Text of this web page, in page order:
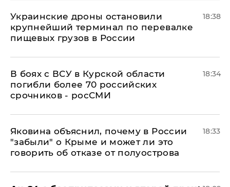
Украинские дроны остановили
крупнейший терминал по перевалке
пищевых грузов в России
18:38
В боях с ВСУ в Курской области
погибли более 70 российских
срочников - росСМИ
18:34
Яковина объяснил, почему в России
"забыли" о Крыме и может ли это
говорить об отказе от полуострова
18:33